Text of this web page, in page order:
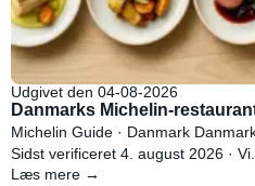
Udgivet den 04-08-2026
Danmarks Michelin-
Michelin Guide · Danmark
Sidst verificeret 4. august 2026 · Vi...
Læs mere →